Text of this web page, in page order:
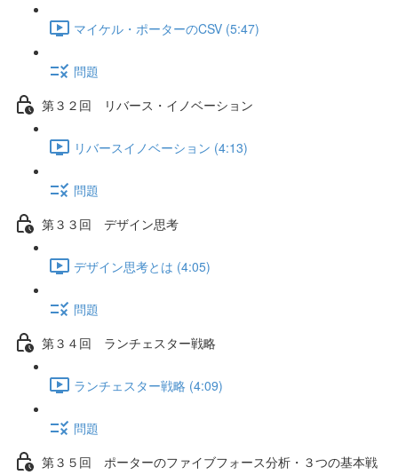
マイケル・ポーターのCSV (5:47)
問題
第３２回 リバース・イノベーション
リバースイノベーション (4:13)
問題
第３３回 デザイン思考
デザイン思考とは (4:05)
問題
第３４回 ランチェスター戦略
ランチェスター戦略 (4:09)
問題
第３５回 ポーターのファイブフォース分析・３つの基本戦